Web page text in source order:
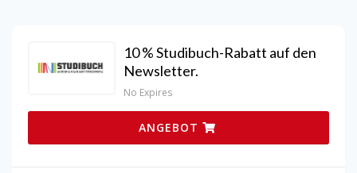
10 % Studibuch-Rabatt auf den
Newsletter.
No Expires
ANGEBOT